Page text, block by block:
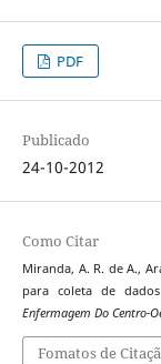
PDF
Publicado
24-10-2012
Como Citar
Miranda, A. R. de A.,
para coleta de
Enfermagem Do Centro-
Fomatos de